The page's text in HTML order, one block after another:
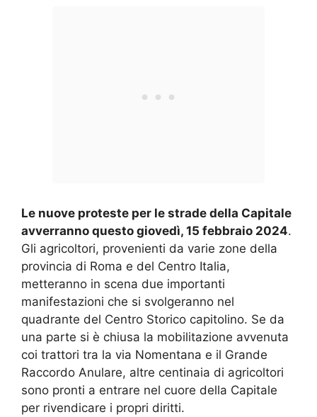
Le nuove proteste per le strade della Capitale
avverranno questo giovedì, 15 febbraio 2024.
Gli agricoltori, provenienti da varie zone della
provincia di Roma e del Centro Italia,
metteranno in scena due importanti
manifestazioni che si svolgeranno nel
quadrante del Centro Storico capitolino. Se da
una parte si è chiusa la mobilitazione avvenuta
coi trattori tra la via Nomentana e il Grande
Raccordo Anulare, altre centinaia di agricoltori
sono pronti a entrare nel cuore della Capitale
per rivendicare i propri diritti.